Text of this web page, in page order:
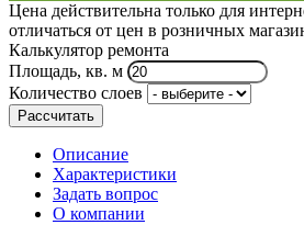
Цена действительна только для
отличаться от цен в розничных
Калькулятор ремонта
Площадь, кв. м
Количество слоев
Рассчитать
Описание
Характеристики
Задать вопрос
О компании